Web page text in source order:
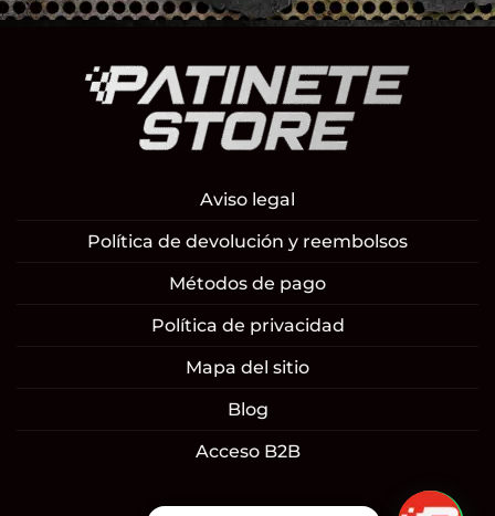
Aviso legal
Política de devolución y reembolsos
Métodos de pago
Política de privacidad
Mapa del sitio
Blog
Acceso B2B